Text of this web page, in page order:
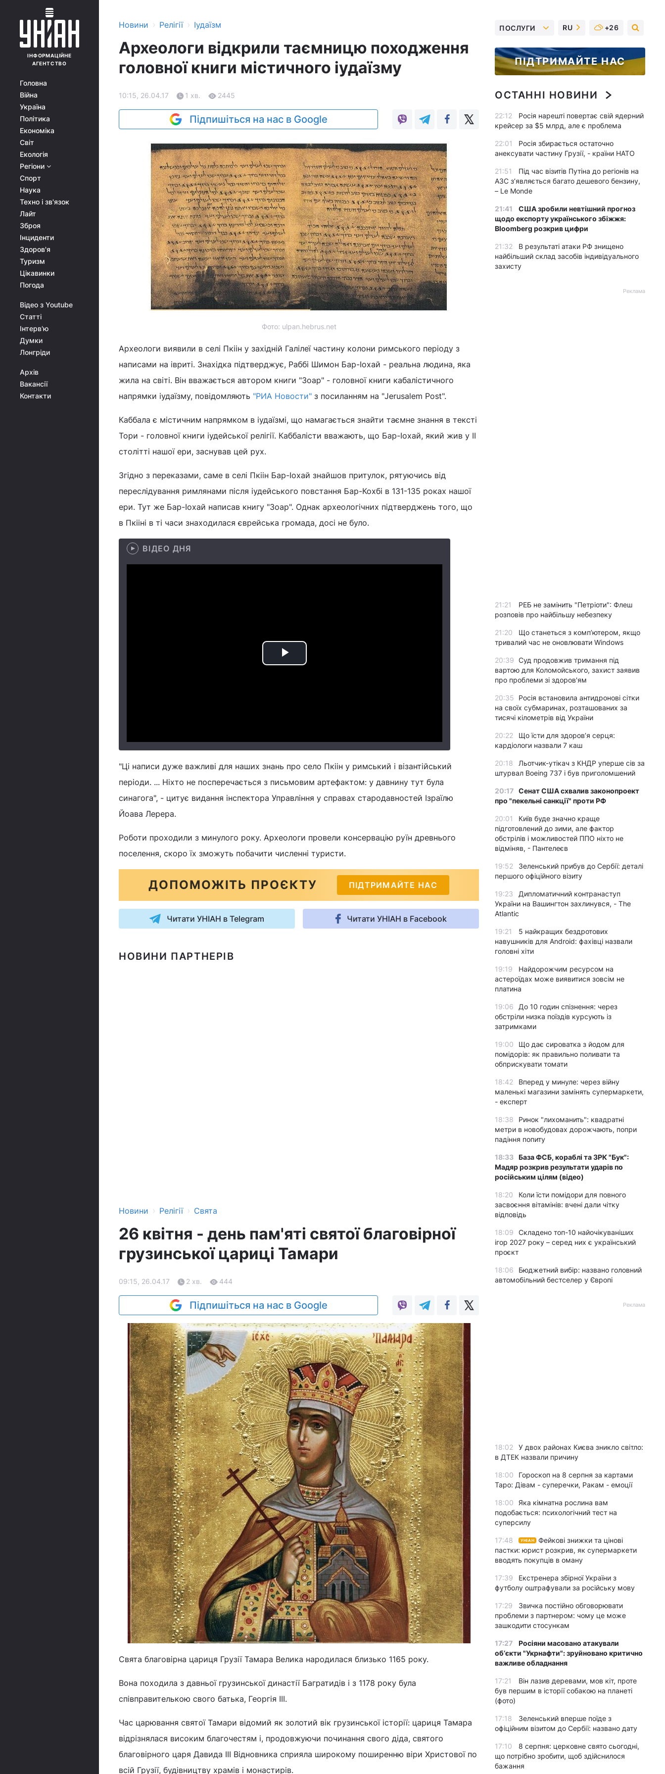
ІНФОРМАЦІЙНЕ
АГЕНТСТВО
Головна
Війна
Україна
Політика
Економіка
Світ
Екологія
Регіони
Спорт
Наука
Техно і зв'язок
Лайт
Зброя
Інциденти
Здоров'я
Туризм
Цікавинки
Погода
Відео з Youtube
Статті
Інтерв'ю
Думки
Лонгріди
Архів
Вакансії
Контакти
Новини › Релігії › Іудаїзм
Археологи відкрили таємницю походження
головної книги містичного іудаїзму
10:15, 26.04.17 1 хв. 2445
Підпишіться на нас в Google
Фото: ulpan.hebrus.net
Археологи виявили в селі Пкіін у західній Галілеї частину колони римського періоду з
написами на івриті. Знахідка підтверджує, Раббі Шимон Бар-Іохай - реальна людина, яка
жила на світі. Він вважається автором книги "Зоар" - головної книги кабалістичного
напрямки іудаїзму, повідомляють "РИА Новости" з посиланням на "Jerusalem Post".
Каббала є містичним напрямком в іудаїзмі, що намагається знайти таємне знання в тексті
Тори - головної книги іудейської релігії. Каббалісти вважають, що Бар-Іохай, який жив у II
столітті нашої ери, заснував цей рух.
Згідно з переказами, саме в селі Пкіін Бар-Іохай знайшов притулок, рятуючись від
переслідування римлянами після іудейського повстання Бар-Кохбі в 131-135 роках нашої
ери. Тут же Бар-Іохай написав книгу "Зоар". Однак археологічних підтверджень того, що
в Пкііні в ті часи знаходилася єврейська громада, досі не було.
ВІДЕО ДНЯ
Play
"Ці написи дуже важливі для наших знань про село Пкіін у римський і візантійський
періоди. ... Ніхто не посперечається з письмовим артефактом: у давнину тут була
синагога", - цитує видання інспектора Управління у справах стародавностей Ізраїлю
Йоава Лерера.
Роботи проходили з минулого року. Археологи провели консервацію руїн древнього
поселення, скоро їх зможуть побачити численні туристи.
ДОПОМОЖІТЬ ПРОЄКТУ ПІДТРИМАЙТЕ НАС
Читати УНІАН в Telegram Читати УНІАН в Facebook
НОВИНИ ПАРТНЕРІВ
Новини › Релігії › Свята
26 квітня - день пам'яті святої благовірної
грузинської цариці Тамари
09:15, 26.04.17 2 хв. 444
Підпишіться на нас в Google
Свята благовірна цариця Грузії Тамара Велика народилася близько 1165 року.
Вона походила з давньої грузинської династії Багратидів і з 1178 року була
співправителькою свого батька, Георгія III.
Час царювання святої Тамари відомий як золотий вік грузинської історії: цариця Тамара
відрізнялася високим благочестям і, продовжуючи починання свого діда, святого
благовірного царя Давида III Відновника сприяла широкому поширенню віри Христової по
всій Грузії, будівництву храмів і монастирів.
ПОСЛУГИ RU +26
ПІДТРИМАЙТЕ НАС
ОСТАННІ НОВИНИ
22:12
Росія нарешті повертає свій ядерний
крейсер за $5 млрд, але є проблема
22:01
Росія збирається остаточно
анексувати частину Грузії, - країни НАТО
21:51
Під час візитів Путіна до регіонів на
АЗС з’являється багато дешевого бензину,
– Le Monde
21:41
США зробили невтішний прогноз
щодо експорту українського збіжжя:
Bloomberg розкрив цифри
21:32
В результаті атаки РФ знищено
найбільший склад засобів індивідуального
захисту
Реклама
21:21
РЕБ не замінить "Петріоти": Флеш
розповів про найбільшу небезпеку
21:20
Що станеться з комп’ютером, якщо
тривалий час не оновлювати Windows
20:39 Суд продовжив тримання під
вартою для Коломойського, захист заявив
про проблеми зі здоров'ям
20:35
Росія встановила антидронові сітки
на своїх субмаринах, розташованих за
тисячі кілометрів від України
20:22
Що їсти для здоров’я серця:
кардіологи назвали 7 каш
20:18
Льотчик-утікач з КНДР уперше сів за
штурвал Boeing 737 і був приголомшений
20:17 Сенат США схвалив законопроект
про "пекельні санкції" проти РФ
20:01
Київ буде значно краще
підготовлений до зими, але фактор
обстрілів і можливостей ППО ніхто не
відміняв, - Пантелеєв
19:52
Зеленський прибув до Сербії: деталі
першого офіційного візиту
19:23
Дипломатичний контранаступ
України на Вашингтон захлинувся, - The
Atlantic
19:21
5 найкращих бездротових
навушників для Android: фахівці назвали
головні хіти
19:19
Найдорожчим ресурсом на
астероїдах може виявитися зовсім не
платина
19:06
До 10 годин спізнення: через
обстріли низка поїздів курсують із
затримками
19:00
Що дає сироватка з йодом для
помідорів: як правильно поливати та
обприскувати томати
18:42
Вперед у минуле: через війну
маленькі магазини замінять супермаркети,
- експерт
18:38
Ринок "лихоманить": квадратні
метри в новобудовах дорожчають, попри
падіння попиту
18:33 База ФСБ, кораблі та ЗРК "Бук":
Мадяр розкрив результати ударів по
російським цілям (відео)
18:20
Коли їсти помідори для повного
засвоєння вітамінів: вчені дали чітку
відповідь
18:09
Складено топ-10 найочікуваніших
ігор 2027 року – серед них є український
проєкт
18:06
Бюджетний вибір: названо головний
автомобільний бестселер у Європі
Реклама
18:02
У двох районах Києва зникло світло:
в ДТЕК назвали причину
18:00
Гороскоп на 8 серпня за картами
Таро: Дівам - суперечки, Ракам - емоції
18:00
Яка кімнатна рослина вам
подобається: психологічний тест на
суперсилу
17:48 УНІАН
Фейкові знижки та цінові
пастки: юрист розкрив, як супермаркети
вводять покупців в оману
17:39
Екстренера збірної України з
футболу оштрафували за російську мову
17:29
Звичка постійно обговорювати
проблеми з партнером: чому це може
зашкодити стосункам
17:27
Росіяни масовано атакували
обʼєкти "Укрнафти": зруйновано критично
важливе обладнання
17:21
Він лазив деревами, мов кіт, проте
був першим в історії собакою на планеті
(фото)
17:18
Зеленський вперше поїде з
офіційним візитом до Сербії: названо дату
17:10
8 серпня: церковне свято сьогодні,
що потрібно зробити, щоб здійснилося
бажання